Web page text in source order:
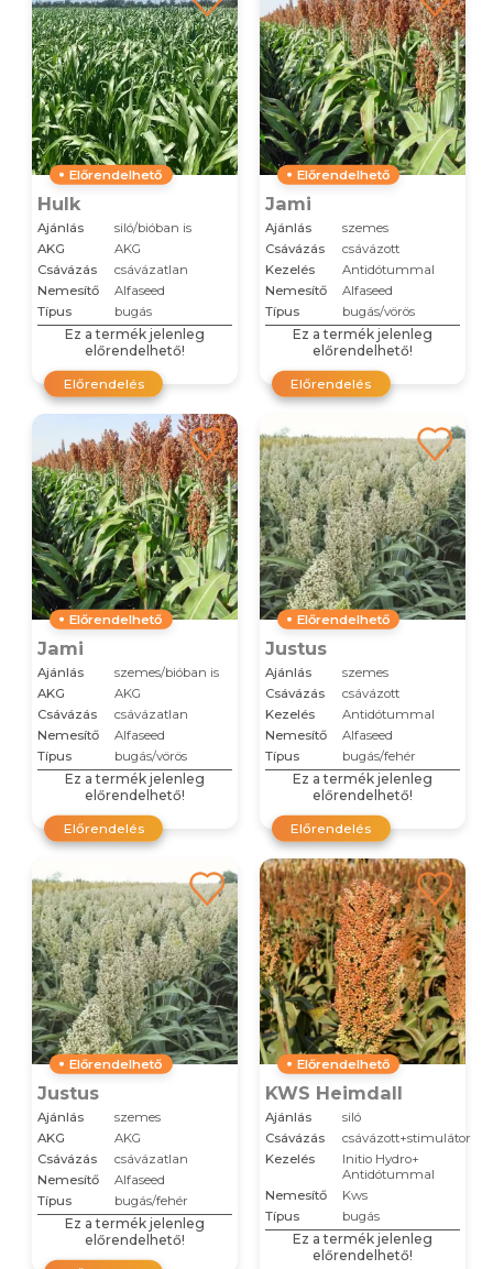
Előrendelhető
Hulk
Ajánlás
siló/bióban is
AKG
AKG
Csávázás
csávázatlan
Nemesítő
Alfaseed
Típus
bugás
Ez a termék jelenleg
előrendelhető!
Előrendelés
Előrendelhető
Jami
Ajánlás
szemes
Csávázás
csávázott
Kezelés
Antidótummal
Nemesítő
Alfaseed
Típus
bugás/vörös
Ez a termék jelenleg
előrendelhető!
Előrendelés
Előrendelhető
Jami
Ajánlás
szemes/bióban is
AKG
AKG
Csávázás
csávázatlan
Nemesítő
Alfaseed
Típus
bugás/vörös
Ez a termék jelenleg
előrendelhető!
Előrendelés
Előrendelhető
Justus
Ajánlás
szemes
Csávázás
csávázott
Kezelés
Antidótummal
Nemesítő
Alfaseed
Típus
bugás/fehér
Ez a termék jelenleg
előrendelhető!
Előrendelés
Előrendelhető
Justus
Ajánlás
szemes
AKG
AKG
Csávázás
csávázatlan
Nemesítő
Alfaseed
Típus
bugás/fehér
Ez a termék jelenleg
előrendelhető!
Előrendelhető
KWS Heimdall
Ajánlás
siló
Csávázás
csávázott+stimulátor
Kezelés
Initio Hydro+
Antidótummal
Nemesítő
Kws
Típus
bugás
Ez a termék jelenleg
előrendelhető!